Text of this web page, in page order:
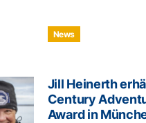
News
Jill Heinerth
Century
Award in